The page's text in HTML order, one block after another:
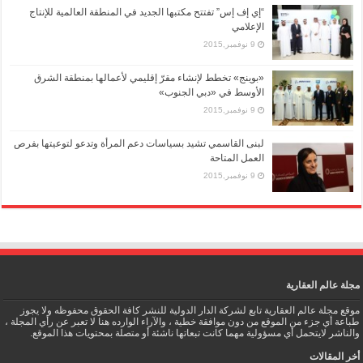
“إي إف إس” تفتتح مكتبها الجديد في المنطقة العالمية للإنتاج
الإعلامي
9 نوفمبر,2015
«بوينج» تخطط لإنشاء مقرّ إقليمي لأعمالها بمنطقة الشرق
الأوسط في «دبي الجنوب»
9 نوفمبر,2015
لبنى القاسمي تشيد بسياسات دعم المرأة وتدعو لتوعيتها بفرص
العمل المتاحة
9 نوفمبر,2015
مجلة عالم العقارية
موقع مجلة عالم العقارية تابع لشركة الدار الدولية للنشر كافة الحقوق محفوظه ولا يجوز
طباعة أي جزء من الموقع من دون موافقة خطية ، والآراء الوارده هنا لا تعبر عن رأي المجلة ،
والناشر لايتحمل أي مسؤولية مهما كانت تبعاتها ناشئة أو متصلة بمحتويات هذا الموقع.
أخر المقالات